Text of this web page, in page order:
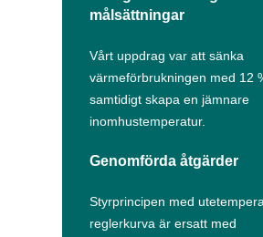
målsättningar
Vårt uppdrag var att sänka
värmeförbrukningen med 12
samtidigt skapa en jämnare
inomhustemperatur.
Genomförda åtgärder
Styrprincipen med
reglerkurva är ersatt med